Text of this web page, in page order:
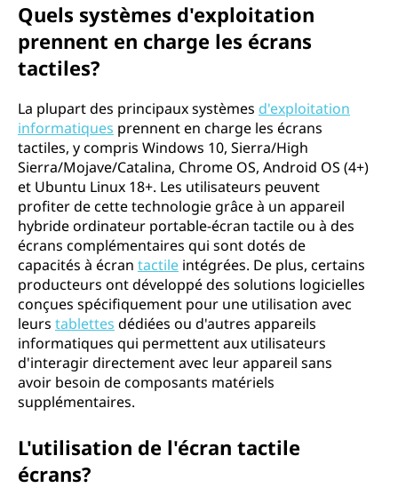
Quels systèmes d'exploitation
prennent en charge les écrans
tactiles?
La plupart des principaux systèmes d'exploitation
informatiques prennent en charge les écrans
tactiles, y compris Windows 10, Sierra/High
Sierra/Mojave/Catalina, Chrome OS, Android OS (4+)
et Ubuntu Linux 18+. Les utilisateurs peuvent
profiter de cette technologie grâce à un appareil
hybride ordinateur portable-écran tactile ou à des
écrans complémentaires qui sont dotés de
capacités à écran tactile intégrées. De plus, certains
producteurs ont développé des solutions logicielles
conçues spécifiquement pour une utilisation avec
leurs tablettes dédiées ou d'autres appareils
informatiques qui permettent aux utilisateurs
d'interagir directement avec leur appareil sans
avoir besoin de composants matériels
supplémentaires.
L'utilisation de l'écran tactile
écrans?